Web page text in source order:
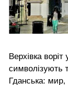
Верхівка
символізують
Гданська: мир,